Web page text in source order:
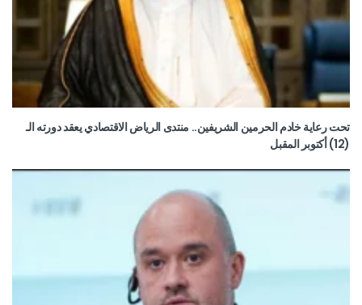
تحت رعاية خادم الحرمين الشريفين.. منتدى الرياض الاقتصادي يعقد دورته الـ
(12) أكتوبر المقبل